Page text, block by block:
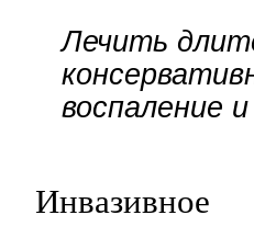
Лечить
воспаление
Инвазивное